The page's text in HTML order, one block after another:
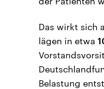
Das wirkt sich
lägen in etwa
Belastung